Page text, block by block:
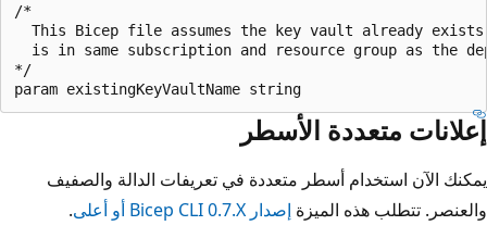
/*
This Bicep file assumes the key vault already exists
is in same subscription and resource group as the
*/
إعلانات متعددة الأسطر
يمكنك الآن استخدام أسطر متعددة في تعريفات الدالة والصفيف
والعنصر. تتطلب هذه الميزة إصدار Bicep CLI 0.7.X أو أعلى
.